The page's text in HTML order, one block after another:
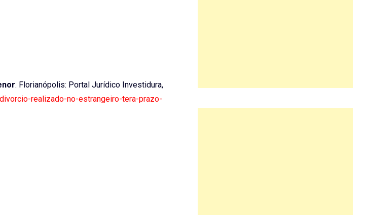
. Florianópolis: Portal Jurídico Investidura,
realizado-no-estrangeiro-tera-prazo-